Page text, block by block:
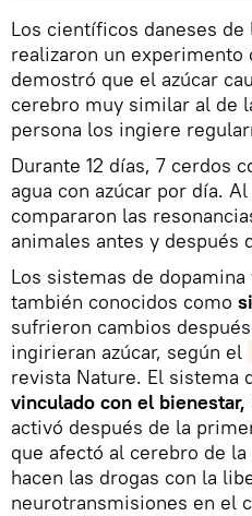
Los científicos daneses
realizaron un experimento
demostró que el azúcar
cerebro muy similar al de
persona los ingiere
Durante 12 días, 7 cerdos
agua con azúcar por día.
compararon las
animales antes y después
Los sistemas de
también conocidos como
sufrieron cambios
ingirieran azúcar, según el
revista Nature. El sistema
vinculado con el
activó después de la
que afectó al cerebro de
hacen las drogas con la
neurotransmisiones en el